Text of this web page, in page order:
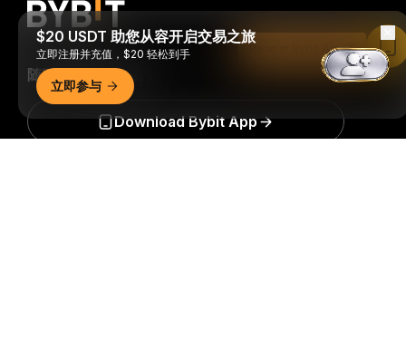
随时随地进行交易！
Download Bybit App
$20 USDT 助您从容开启交易之旅
立即注册并充值，$20 轻松到手
立即参与
Read in Bybit App